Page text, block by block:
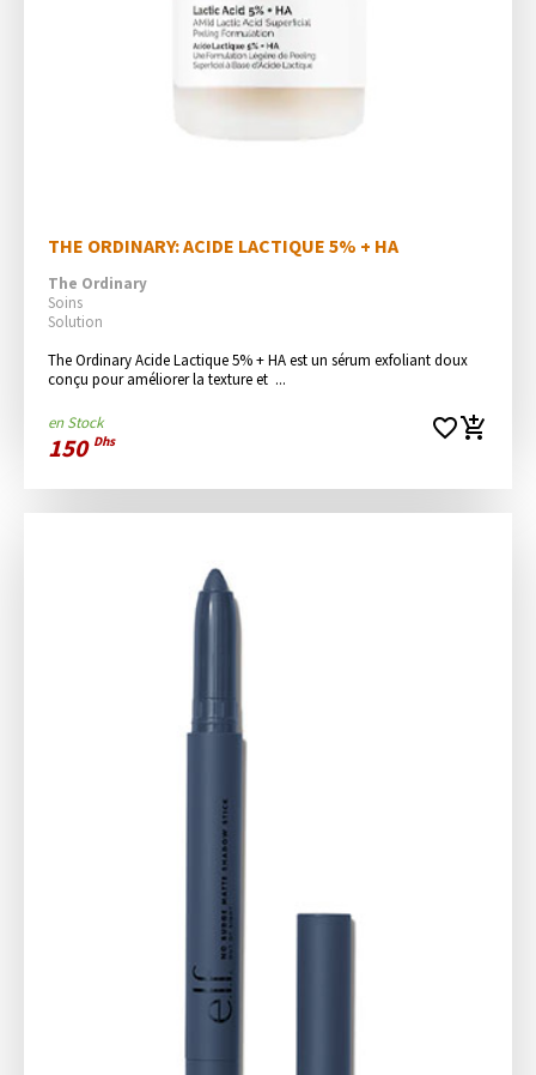
THE ORDINARY: ACIDE LACTIQUE 5% + HA
The Ordinary
Soins
Solution
The Ordinary Acide Lactique 5% + HA est un sérum exfoliant doux
conçu pour améliorer la texture et  ...
en Stock
150 Dhs favorite_borderadd_shopping_cart